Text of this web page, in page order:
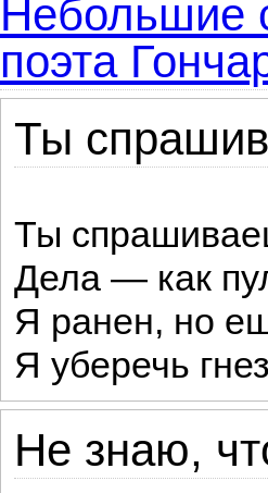
Небольшие
поэта
Ты
Ты
Дела — как
Я ранен, но
Я уберечь
Не знаю,